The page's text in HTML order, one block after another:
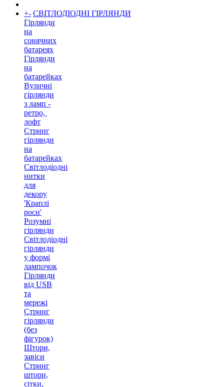
+- СВІТЛОДІОДНІ ГІРЛЯНДИ
Гірлянди
на
сонячних
батареях
Гірлянди
на
батарейках
Вуличні
гірлянди
з ламп -
ретро, ​​
лофт
Стринг
гірлянди
на
батарейках
Світлодіодні
нитки
для
декору
'Краплі
роси'
Розумні
гірлянди
Світлодіодні
гірлянди
у формі
лампочок
Гірлянди
від USB
та
мережі
Стринг
гірлянди
(без
фігурок)
Штори,
завіси
Стринг
штори,
сітки,